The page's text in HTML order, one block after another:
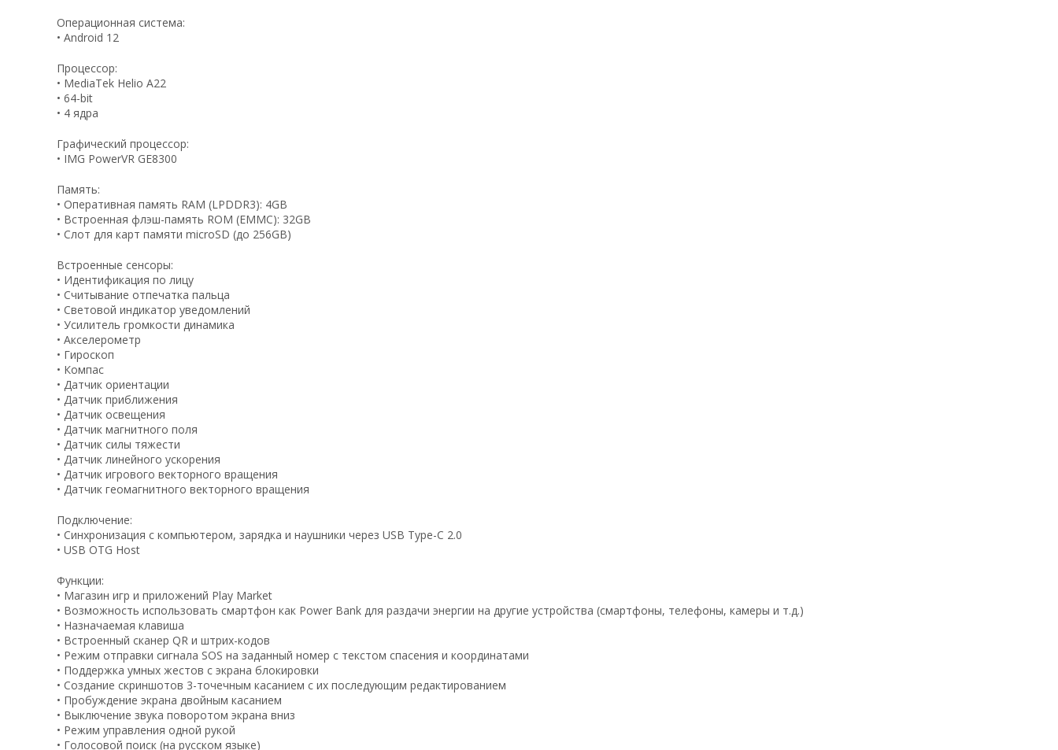
Операционная система:
• Android 12
Процессор:
• MediaTek Helio A22
• 64-bit
• 4 ядра
Графический процессор:
• IMG PowerVR GE8300
Память:
• Оперативная память RAM (LPDDR3): 4GB
• Встроенная флэш-память ROM (EMMC): 32GB
• Слот для карт памяти microSD (до 256GB)
Встроенные сенсоры:
• Идентификация по лицу
• Считывание отпечатка пальца
• Световой индикатор уведомлений
• Усилитель громкости динамика
• Акселерометр
• Гироскоп
• Компас
• Датчик ориентации
• Датчик приближения
• Датчик освещения
• Датчик магнитного поля
• Датчик силы тяжести
• Датчик линейного ускорения
• Датчик игрового векторного вращения
• Датчик геомагнитного векторного вращения
Подключение:
• Синхронизация с компьютером, зарядка и наушники через USB Type-C 2.0
• USB OTG Host
Функции:
• Магазин игр и приложений Play Market
• Возможность использовать смартфон как Power Bank для раздачи энергии на другие устройства (смартфоны, телефоны, камеры и т.д.)
• Назначаемая клавиша
• Встроенный сканер QR и штрих-кодов
• Режим отправки сигнала SOS на заданный номер с текстом спасения и координатами
• Поддержка умных жестов с экрана блокировки
• Создание скриншотов 3-точечным касанием с их последующим редактированием
• Пробуждение экрана двойным касанием
• Выключение звука поворотом экрана вниз
• Режим управления одной рукой
• Голосовой поиск (на русском языке)